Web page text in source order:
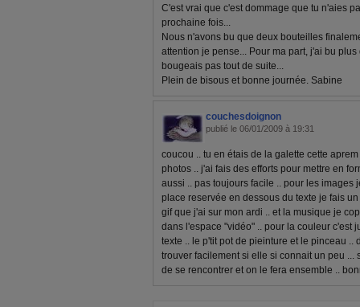
C'est vrai que c'est dommage que tu n'aies
prochaine fois...
Nous n'avons bu que deux bouteilles
attention je pense... Pour ma part, j'ai bu
bougeais pas tout de suite...
Plein de bisous et bonne journée. Sabine
couchesdoignon
publié le 06/01/2009 à 19:31
coucou .. tu en étais de la galette cette
photos .. j'ai fais des efforts pour mettre en
aussi .. pas toujours facile .. pour les images
place reservée en dessous du texte je fais
gif que j'ai sur mon ardi .. et la musique je
dans l'espace "vidéo" .. pour la couleur c'est
texte .. le p'tit pot de pieinture et le pinceau ..
trouver facilement si elle si connait un peu ...
de se rencontrer et on le fera ensemble ..